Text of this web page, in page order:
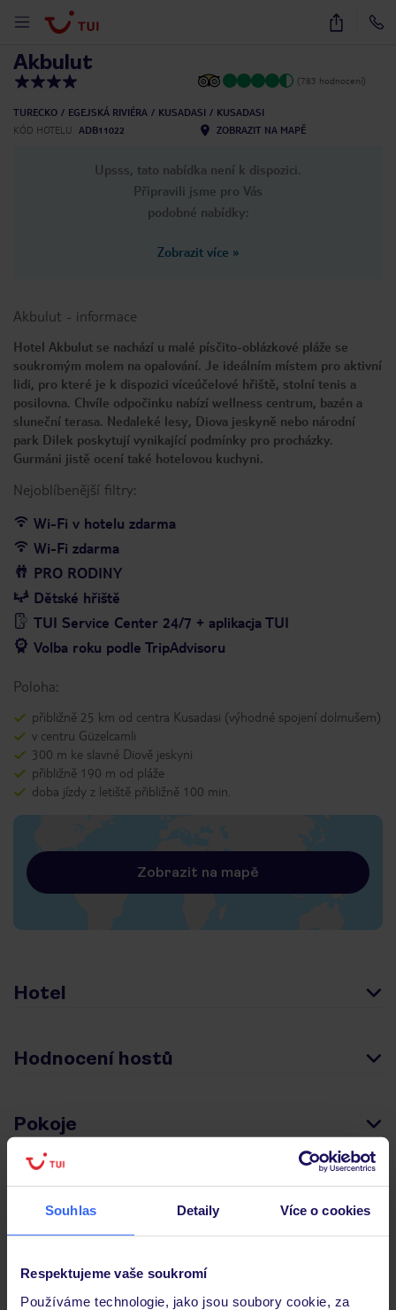
Souhlas Detaily Více o cookies
Respektujeme vaše soukromí
Používáme technologie, jako jsou soubory cookie, za
25
Akbulut
(783 hodnocení)
TURECKO EGEJSKÁ RIVIÉRA KUSADASI
KUSADASI
KÓD HOTELU
ADB11022 ZOBRAZIT NA MAPĚ
Upsss, tato nabídka není k dispozici.
Připravili jsme pro Vás
podobné nabídky:
Zobrazit více »
Akbulut - informace
Hotel Akbulut se nachází u malé písčito-oblázkové pláže se
soukromým molem na opalování. Je ideálním místem pro aktivní
lidi, pro které je k dispozici víceúčelové hřiště, stolní tenis a
posilovna. Chvíle odpočinku nabízí wellness centrum, bazén a
sluneční terasa. Nedaleké lesy, Diova jeskyně nebo národní
park Dilek poskytují vynikající podmínky pro procházky.
Gurmáni jistě ocení také hotelovou kuchyni.
Nejoblíbenější filtry:
Wi-Fi v hotelu zdarma
Wi-Fi zdarma
PRO RODINY
Dětské hřiště
TUI Service Center 24/7 + aplikacja TUI
Volba roku podle TripAdvisoru
Poloha:
přibližně 25 km od centra Kusadasi (výhodné spojení dolmušem)
v centru Güzelcamli
300 m ke slavné Diově jeskyni
přibližně 190 m od pláže
doba jízdy z letiště přibližně 100 min.
Zobrazit na mapě
Hotel
Hodnocení hostů
Pokoje
Stravování